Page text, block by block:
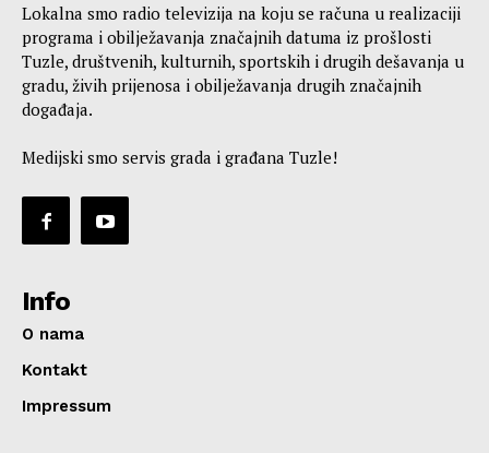
Lokalna smo radio televizija na koju se računa u realizaciji
programa i obilježavanja značajnih datuma iz prošlosti
Tuzle, društvenih, kulturnih, sportskih i drugih dešavanja u
gradu, živih prijenosa i obilježavanja drugih značajnih
događaja.
Medijski smo servis grada i građana Tuzle!
Info
O nama
Kontakt
Impressum